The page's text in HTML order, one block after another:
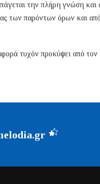
την πλήρη γνώση
των παρόντων όρων και
τυχόν προκύψει από τον